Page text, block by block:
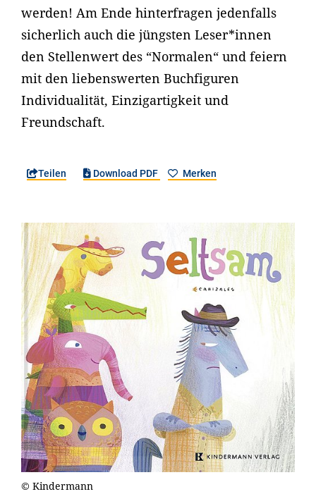
werden! Am Ende hinterfragen jedenfalls
sicherlich auch die jüngsten Leser*innen
den Stellenwert des “Normalen“ und feiern
mit den liebenswerten Buchfiguren
Individualität, Einzigartigkeit und
Freundschaft.
Teilen Download PDF Merken
© Kindermann